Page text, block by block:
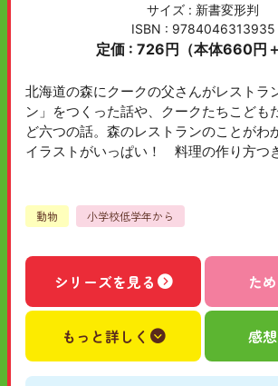
サイズ : 新書変形判
ISBN : 9784046313935
定価 : 726円（本体660円＋
北海道の森にクークの父さんがレストラ
ン」をつくった話や、クークたちこども
ど六つの話。森のレストランのことがわ
イラストがいっぱい！ 料理の作り方つ
動物 小学校低学年から
シリーズを見る た
もっと詳しく 感